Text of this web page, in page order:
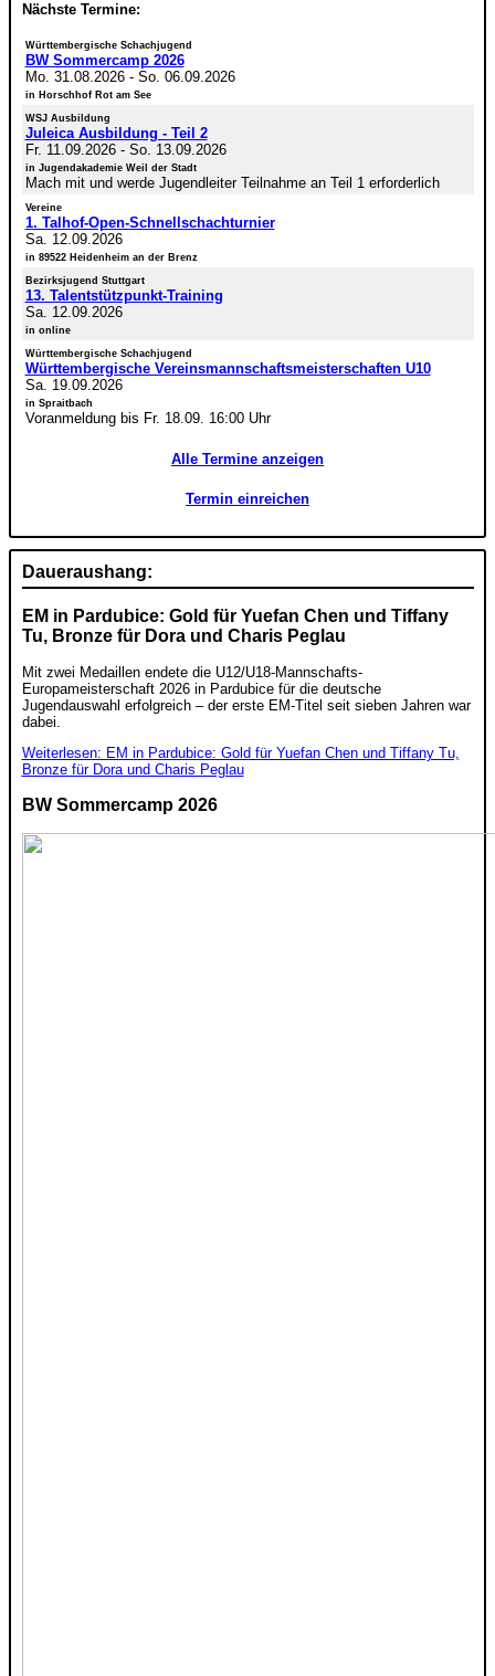
Nächste Termine:
Württembergische Schachjugend
BW Sommercamp 2026
Mo. 31.08.2026- So. 06.09.2026
in Horschhof Rot am See
WSJ Ausbildung
Juleica Ausbildung - Teil 2
Fr. 11.09.2026- So. 13.09.2026
in Jugendakademie Weil der Stadt
Mach mit und werde Jugendleiter Teilnahme an Teil 1 erforderlich
Vereine
1. Talhof-Open-Schnellschachturnier
Sa. 12.09.2026
in 89522 Heidenheim an der Brenz
Bezirksjugend Stuttgart
13. Talentstützpunkt-Training
Sa. 12.09.2026
in online
Württembergische Schachjugend
Württembergische Vereinsmannschaftsmeisterschaften U10
Sa. 19.09.2026
in Spraitbach
Voranmeldung bis Fr. 18.09. 16:00 Uhr
Alle Termine anzeigen
Termin einreichen
Daueraushang:
EM in Pardubice: Gold für Yuefan Chen und Tiffany
Tu, Bronze für Dora und Charis Peglau
Mit zwei Medaillen endete die U12/U18-Mannschafts-
Europameisterschaft 2026 in Pardubice für die deutsche
Jugendauswahl erfolgreich – der erste EM-Titel seit sieben Jahren war
dabei.
Weiterlesen: EM in Pardubice: Gold für Yuefan Chen und Tiffany Tu,
Bronze für Dora und Charis Peglau
BW Sommercamp 2026